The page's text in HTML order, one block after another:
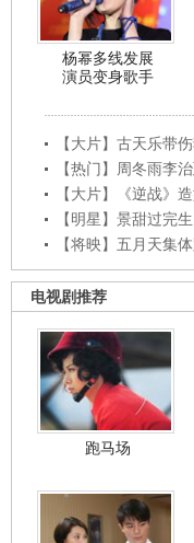
杨幂多线发展
演员变身歌手
【大片】古天乐带
【热门】周冬雨李
【大片】《逆战》
【明星】景甜过完
【将映】五月天集
电视剧推荐
跑马场